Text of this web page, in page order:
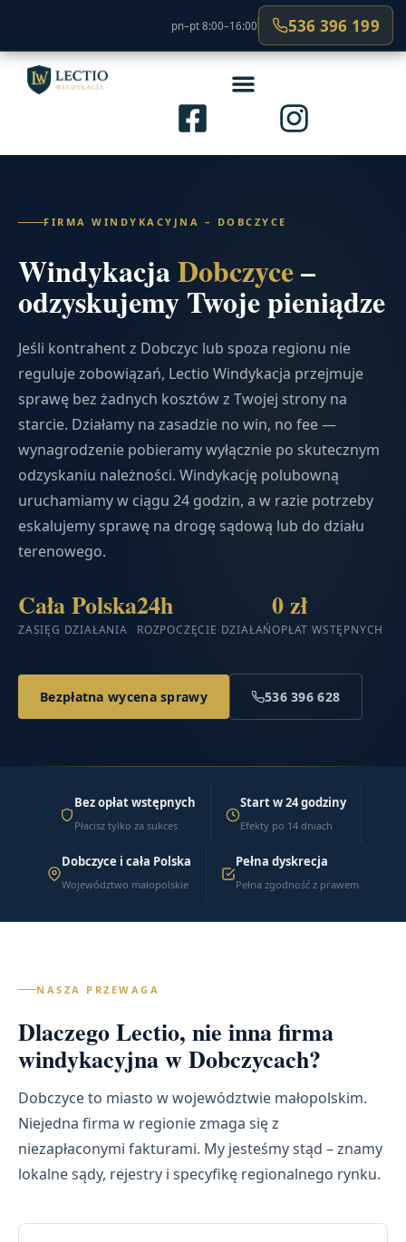
pn–pt 8:00–16:00 536 396 199
FIRMA WINDYKACYJNA – DOBCZYCE
WindykacjaDobczyce–
odzyskujemy Twoje pieniądze
Jeśli kontrahent z Dobczyc lub spoza regionu nie
reguluje zobowiązań, Lectio Windykacja przejmuje
sprawę bez żadnych kosztów z Twojej strony na
starcie. Działamy na zasadzie no win, no fee —
wynagrodzenie pobieramy wyłącznie po skutecznym
odzyskaniu należności. Windykację polubowną
uruchamiamy w ciągu 24 godzin, a w razie potrzeby
eskalujemy sprawę na drogę sądową lub do działu
terenowego.
Cała Polska
ZASIĘG DZIAŁANIA
24h
ROZPOCZĘCIE DZIAŁAŃ
0 zł
OPŁAT WSTĘPNYCH
Bezpłatna wycena sprawy 536 396 628
Bez opłat wstępnych
Płacisz tylko za sukces
Start w 24 godziny
Efekty po 14 dniach
Dobczyce i cała Polska
Województwo małopolskie
Pełna dyskrecja
Pełna zgodność z prawem
NASZA PRZEWAGA
Dlaczego Lectio, nie inna firma
windykacyjna w Dobczycach?
Dobczyce to miasto w województwie małopolskim.
Niejedna firma w regionie zmaga się z
niezapłaconymi fakturami. My jesteśmy stąd – znamy
lokalne sądy, rejestry i specyfikę regionalnego rynku.